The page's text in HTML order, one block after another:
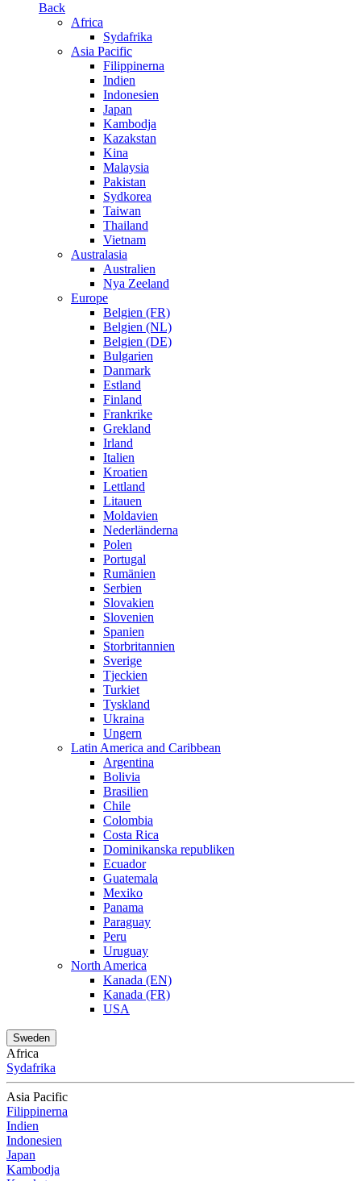
Back
Africa
Sydafrika
Asia Pacific
Filippinerna
Indien
Indonesien
Japan
Kambodja
Kazakstan
Kina
Malaysia
Pakistan
Sydkorea
Taiwan
Thailand
Vietnam
Australasia
Australien
Nya Zeeland
Europe
Belgien (FR)
Belgien (NL)
Belgien (DE)
Bulgarien
Danmark
Estland
Finland
Frankrike
Grekland
Irland
Italien
Kroatien
Lettland
Litauen
Moldavien
Nederländerna
Polen
Portugal
Rumänien
Serbien
Slovakien
Slovenien
Spanien
Storbritannien
Sverige
Tjeckien
Turkiet
Tyskland
Ukraina
Ungern
Latin America and Caribbean
Argentina
Bolivia
Brasilien
Chile
Colombia
Costa Rica
Dominikanska republiken
Ecuador
Guatemala
Mexiko
Panama
Paraguay
Peru
Uruguay
North America
Kanada (EN)
Kanada (FR)
USA
Sweden
Africa
Sydafrika
Asia Pacific
Filippinerna
Indien
Indonesien
Japan
Kambodja